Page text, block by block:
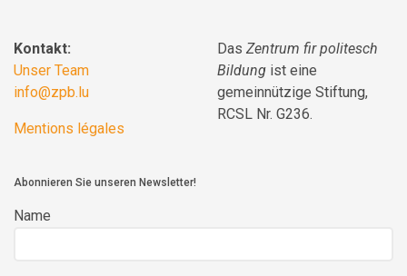
Kontakt:
Unser Team
info@zpb.lu
Mentions légales
Das Zentrum fir politesch
Bildung ist eine
gemeinnützige Stiftung,
RCSL Nr. G236.
Abonnieren Sie unseren Newsletter!
Name